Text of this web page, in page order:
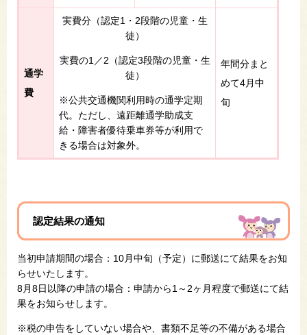
通学
費
実費分（認定1・2段階の児童・生
徒）
実費の1／2（認定3段階の児童・生
徒）
※公共交通機関利用時の通学定期
代。ただし、遠距離通学助成支
給・障害者優待乗車券等が利用で
きる場合は対象外。
年間分まと
めて4月中
旬
認定結果の通知
当初申請期間の場合：10月中旬（予定）に郵送にて結果をお知
らせいたします。
8月8日以降の申請の場合：申請から1～2ヶ月程度で郵送にて結
果をお知らせします。
※税の申告をしていない場合や、書類不足等の不備がある場合